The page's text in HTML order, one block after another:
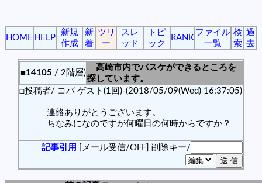
HOME HELP
新規
作成
新
着
ツリ
ー
スレ
ッド
トピ
ック
RANK
ファイル
一覧
検
索
過
去
■14105 / 2階層)
高崎市内でバスケができるところを
探しています。
□投稿者/ コバ ゲスト(1回)-(2018/05/09(Wed) 16:37:05)
連絡ありがとうございます。
ちなみになのですが何曜日の何時からですか？
記事引用 [メール受信/OFF] 削除キー/